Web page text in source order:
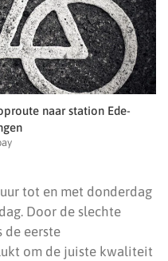
naar station Ede-
tot en met donderdag
Door de slechte
de eerste
om de juiste kwaliteit